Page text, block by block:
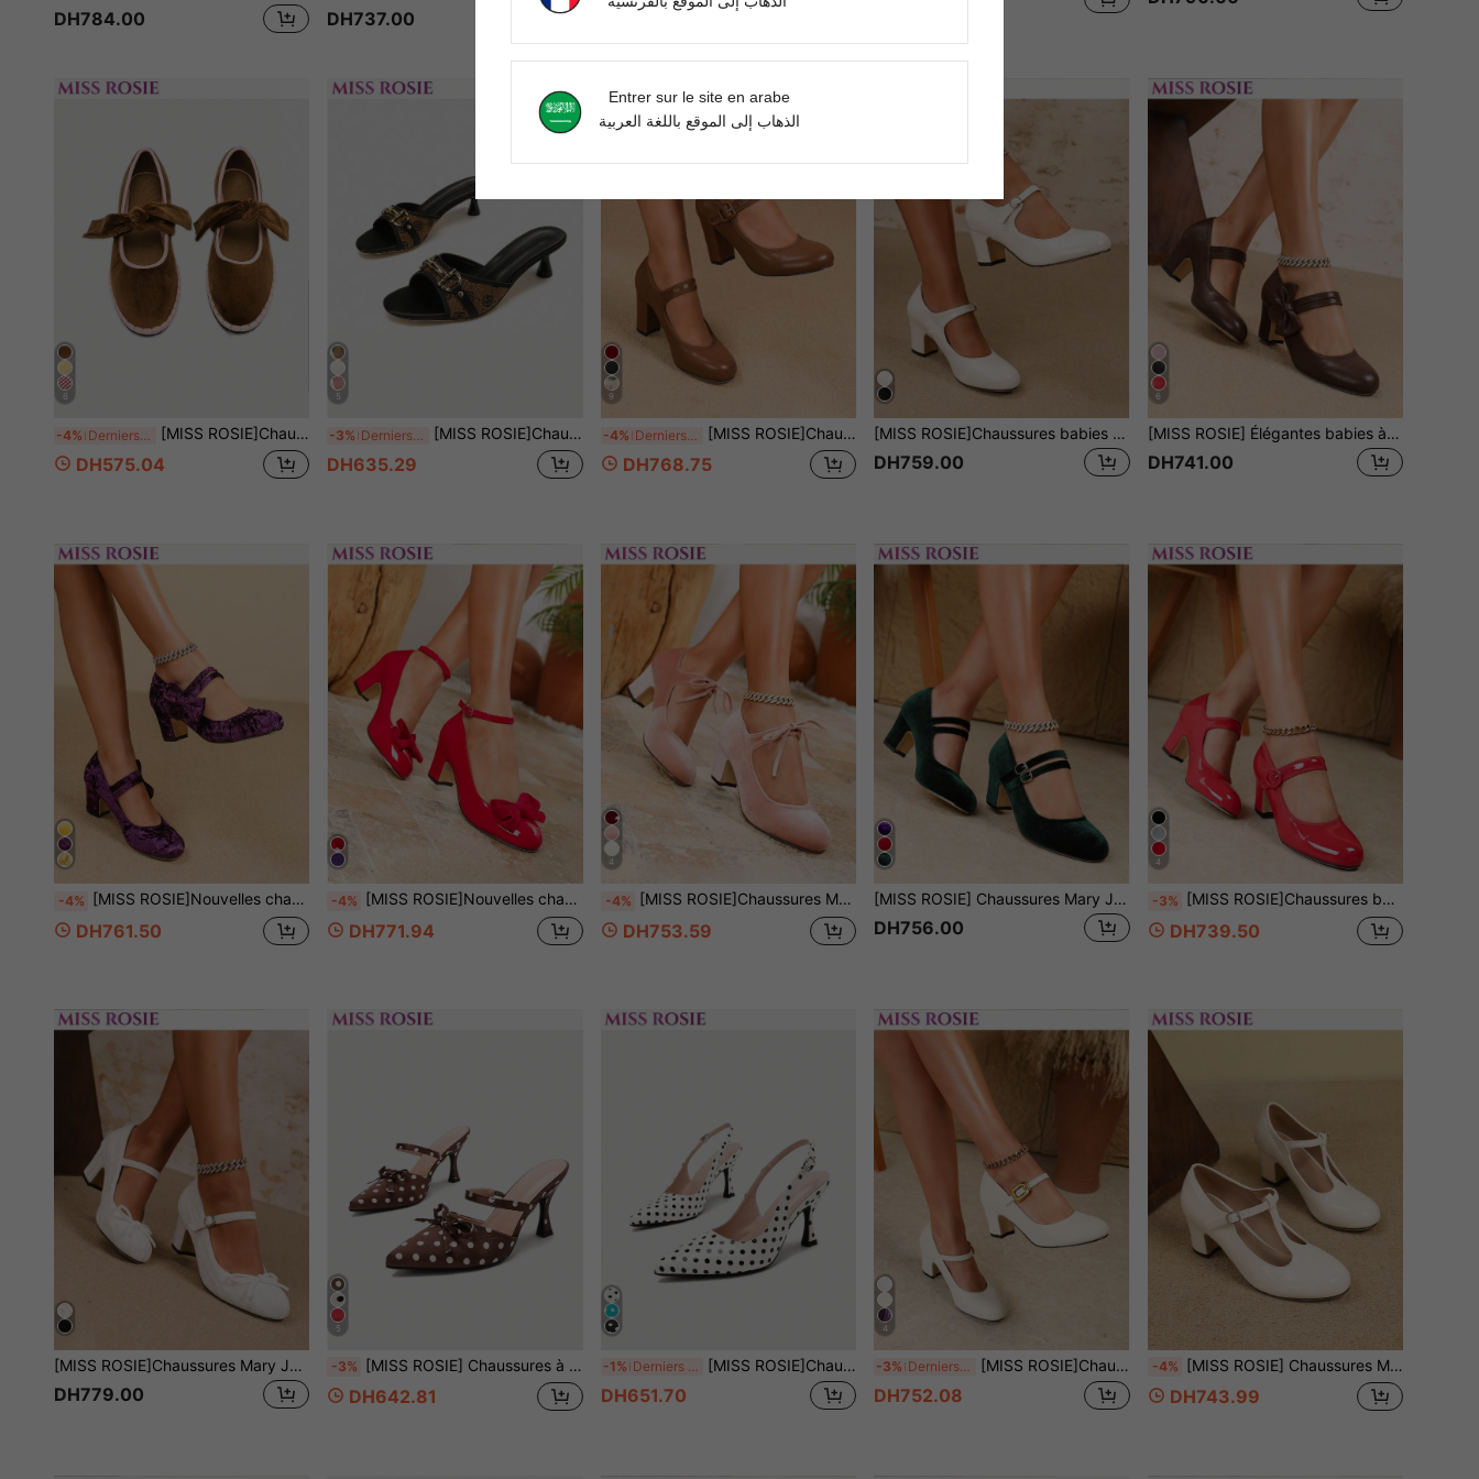
DH784.00 DH737.00
6
-4% Derniers 2 jours [MISS ROSIE]Chaussures Mary Jane plates élégantes et à la mode pour femmes, bout rond, mignonnes avec une seule bride, confortables et souples, sans fatigue, tressées, blocs de couleurs, nouveau style printemps/été, chaussures de mariée, d'été, best-seller, vacances en plein air, étiquette professionnelle, rentrée scolaire, Mary Jane sport, chaussures de mariage sur une île, chaussures de navette, style millénaire Y2K, style de célébrité Internet, rehausse la taille pour les petites tailles, vintage français, options de couleurs multiples
DH575.04
5
-3% Derniers 3 jours [MISS ROSIE]Chaussures à talons hauts élégantes et à la mode pour femmes, gris, rose, marron, kaki, bleu, beige, maille imprimée satin bout rond bride unique boucle en métal mors de cheval talon aiguille verre à vin, sandales à talons hauts ouvertes à enfiler, été plage bord de mer vacances fête piscine voyage île mariage demoiselle d'honneur rendez-vous shopping remise des diplômes bal de promo voyage, sandales à talons hauts style Mori frais
DH635.29
9
-4% Derniers 2 jours [MISS ROSIE]Chaussures Mary Jane élégantes et à la mode pour femmes, bout rond, tige basse, talon épais et haut, avec boucle, faciles à porter, convenant pour les fêtes/mariages/Noël/trajets professionnels/printemps & automne/talons hauts blancs/chaussures confortables pour femmes/étiquette professionnelle/vacances/chaussures formelles pour femmes
DH768.75
[MISS ROSIE]Chaussures babies à talons blocs avec découpes et sangles pour femmes, bout rond, boucle, cuir synthétique brillant, semelle antidérapante rembourrée, style vintage Y2K rétro pour mariage et bureau
DH759.00
6
[MISS ROSIE] Élégantes babies à bride en T et talons blocs, chaussures rétro Y2K souples et confortables pour mariage et bureau, escarpins rehaussants pour vacances & école,
DH741.00
-4% [MISS ROSIE]Nouvelles chaussures pour femmes printemps/automne élégantes et à la mode, à bride en T, bout rond, coupe basse, talon épais, Babies, talons hauts, blanc/abricot, chaussures formelles, chaussures d'étiquette professionnelle, travail/bureau/trajet professionnel (Note : les chaussures taillent grand, les pieds étroits/fins peuvent avoir besoin de commander une demi-pointure de moins ou de vérifier le tableau des tailles pour la longueur du pied avant l'achat)
DH761.50
-4% [MISS ROSIE]Nouvelles chaussures pour femmes printemps/automne, élégantes et à la mode, à bride en T, bout rond, coupe basse, talon épais, Babies à talons hauts, blanc/abricot, chaussures formelles, chaussures d'étiquette professionnelle, travail/bureau/trajet professionnel (Remarque : les chaussures taillent grand, les pieds étroits/fins peuvent avoir besoin de commander une demi-pointure de moins ou de vérifier le tableau des tailles pour la longueur du pied avant l'achat)
DH771.94
4
-4% [MISS ROSIE]Chaussures Mary Jane à talons hauts élégantes et à la mode pour femmes, bout rond, empeigne basse, talon épais, bride, ajourées, à lacets, rose, jaune, rouge, convient pour fête/mariage/Noël/trajet bureau/printemps automne/talons hauts/chaussures confortables pour femmes/étiquette professionnelle/vacances/chaussures formelles pour femmes
DH753.59
[MISS ROSIE] Chaussures Mary Jane élégantes et à la mode pour femmes, talons hauts, bout rond en velours, talon épais, confortables et souples, sans fatigue, chaussures rouges, violettes, bleues et vertes, nouveau style printemps-été, chaussures de mariée, d'été à succès, sorties, vacances, étiquette professionnelle, rentrée scolaire, Mary Jane sport, chaussures de mariage sur l'île, chaussures de trajet, style Y2K millénaire, style célébrité Internet, rehausse la taille pour les petites tailles, vintage français, velours premium
DH756.00
4
-3% [MISS ROSIE]Chaussures babies élégantes et classiques pour femmes à bout rond peu profond avec talon épais et boucle à sangle unique, faciles à porter, convenant pour fête/bal/mariage/Noël/trajet bureau/toutes saisons/vacances/étiquette d'affaires/Halloween/talons hauts abricot/été/chaussures confortables pour femmes/chaussures formelles pour femmes/chaussures blanches/chaussures de ballet
DH739.50
[MISS ROSIE]Chaussures Mary Jane Élégantes Mode Bout Rond Talon Épais Basse Encolure Décor Nœud Daim Talons Hauts Fermeture à Crochet et Boucle Faciles à Porter Convient pour Fête/Mariage/Noël/Trajet Professionnel/Automne et Hiver
DH779.00
5
-3% [MISS ROSIE] Chaussures à talons hauts élégantes et à la mode pour femmes, sandales à bout pointu et talon aiguille, design blocs de couleurs avec nœud, à enfiler avec boucle métallique exquise, convenant pour l'étiquette professionnelle, le lieu de travail, le port quotidien, les mariages, les fêtes, les chaussures d'été et de printemps, les chaussures de mariée, un cadeau précieux, de belles chaussures avec semelle intérieure épaisse et rembourrée, confortables, cadeau pour la fête des mères, couleurs classiques disponibles : noir, vert, violet, marron, bleu, kaki, champagne, beige
DH642.81
-1% Derniers 3 jours [MISS ROSIE]Chaussures à talons hauts élégantes et à la mode pour femmes, sandales à bout pointu et talon aiguille, design à blocs de couleurs avec nœud, à enfiler, décoration de boucle métallique exquise, convient pour les affaires, l'étiquette, le lieu de travail, le port quotidien, les mariages, les fêtes, les chaussures d'été et de printemps, les chaussures de mariée, cadeau, belles chaussures, semelle intérieure épaisse et rembourrée, confortable, cadeau pour la fête des mères, couleurs classiques noir, vert, violet, marron, bleu, kaki, champagne, beige, choix aléatoire
DH651.70
4
-3% Derniers 3 jours [MISS ROSIE]Chaussures Mary Jane Élégantes à la Mode Bout Rond Talon Épais Bride Basse Boucle Talon Haut Beige Marron Noir Convient pour Fête/Mariage/Noël/Trajet Bureau/Toutes Saisons/Vacances/Étiquette Affaires/Talons Hauts d'Été
DH752.08
-4% [MISS ROSIE] Chaussures Mary Jane élégantes pour femmes avec décoration de boucle ronde, bout rond, empeigne basse, talon épais et haut, fermeture à boucle facile à porter, convient pour fête/mariage/Noël/trajet professionnel/printemps & automne/talons hauts noirs/chaussures confortables pour femmes/étiquette d'affaires/vacances/chaussures formelles pour femmes
DH743.99
Entrer sur le site en arabe
الذهاب إلى الموقع باللغة العربية